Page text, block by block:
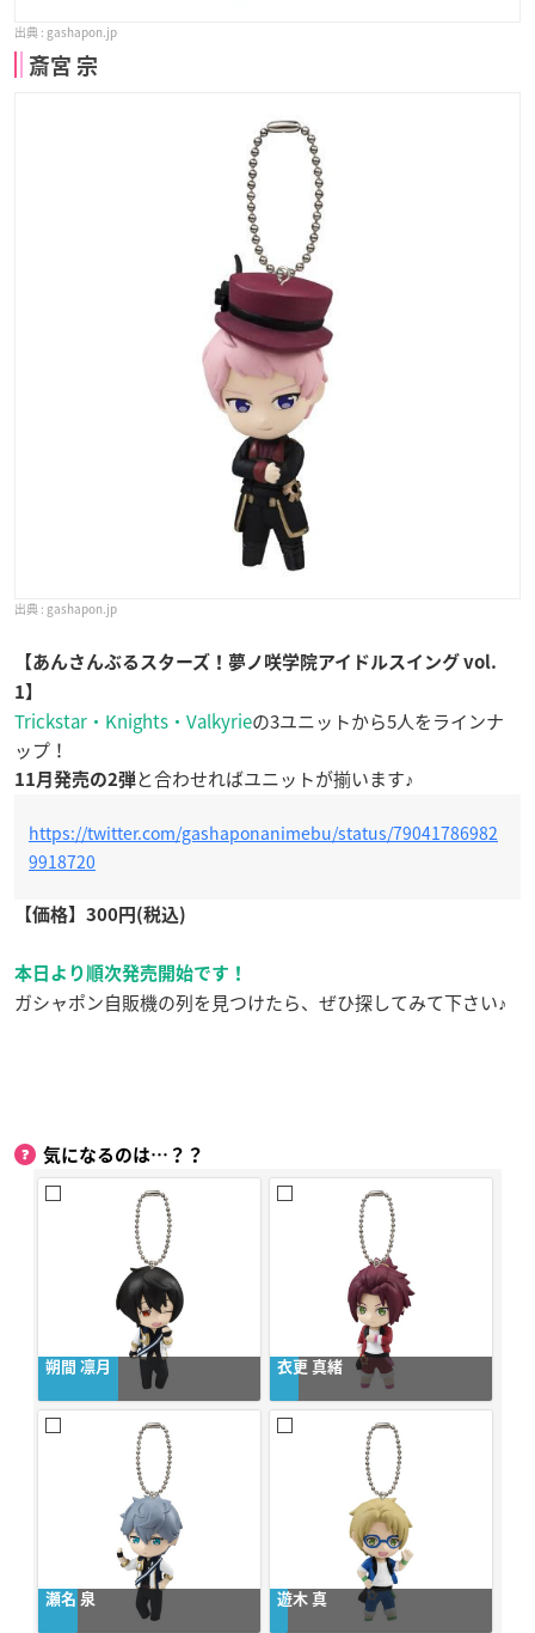
gashapon.jp
斎宮 宗
gashapon.jp
【あんさんぶるスターズ！夢ノ咲学院アイドルスイング vol.
1】
Trickstar・Knights・Valkyrieの3ユニットから5人をラインナ
ップ！
11月発売の2弾 と合わせればユニットが揃います♪
https://twitter.com/gashaponanimebu/status/79041786982
9918720
【価格】 300円(税込)
本日より順次発売開始です！
ガシャポン自販機の列を見つけたら、ぜひ探してみて下さい♪
気になるのは…？？
朔間 凛月 衣更 真緒
瀬名 泉 遊木 真